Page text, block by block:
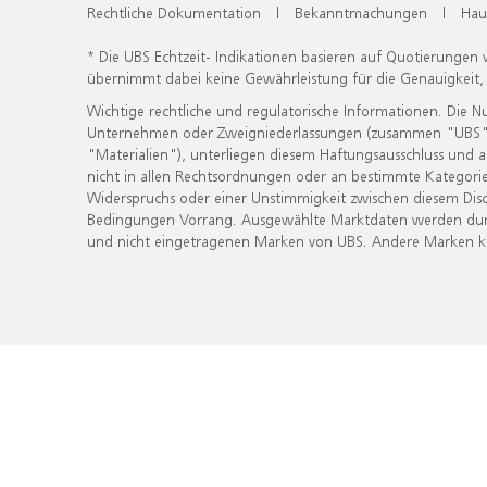
Rechtliche Dokumentation | Bekanntmachungen |
* Die UBS Echtzeit- Indikationen basieren auf
übernimmt dabei keine Gewährleistung für die
Wichtige rechtliche und regulatorische Informationen. Die
Unternehmen oder Zweigniederlassungen (zusammen
"Materialien"), unterliegen diesem Haftungsausschluss
nicht in allen Rechtsordnungen oder an bestimmte
Widerspruchs oder einer Unstimmigkeit zwischen diesem
Bedingungen Vorrang. Ausgewählte Marktdaten werden
und nicht eingetragenen Marken von UBS. Andere Marken